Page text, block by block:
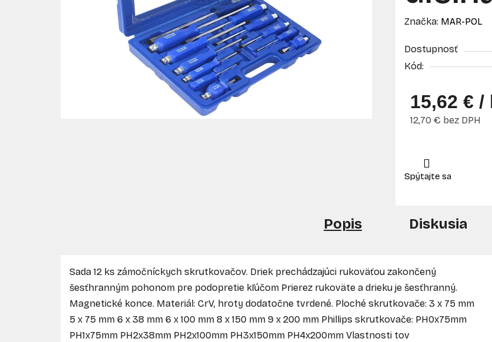
Značka: MAR-POL
Dostupnosť
Kód:
15,62 € /
12,70 € bez DPH
Popis Diskusia
Sada 12 ks zámočníckych skrutkovačov. Driek prechádzajúci rukoväťou zakončený
šesťhranným pohonom pre podopretie kľúčom Prierez rukoväte a drieku je šesťhranný.
Magnetické konce. Materiál: CrV, hroty dodatočne tvrdené. Ploché skrutkovače: 3 x 75 mm
5 x 75 mm 6 x 38 mm 6 x 100 mm 8 x 150 mm 9 x 200 mm Phillips skrutkovače: PH0x75mm
PH1x75mm PH2x38mm PH2x100mm PH3x150mm PH4x200mm Vlastnosti tov